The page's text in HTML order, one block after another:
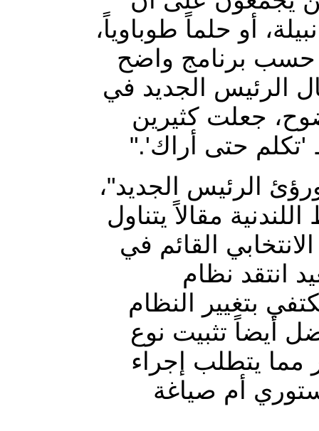
أو حلماً طوباوياً،
حسب برنامج واضح
الرئيس الجديد في
جعلت كثيرين
'تكلم حتى أراك'."
الرئيس الجديد"،
مقالاً يتناول
القائم في
انتقد نظام
بتغيير النظام
أيضاً تثبيت نوع
مما يتطلب إجراء
أم صياغة